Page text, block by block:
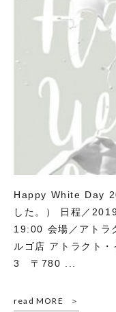
Happy White Day
した。） 日程／
19:00 会場／アトラ
ルゴ店 アトラクト
3 〒780 ...
read MORE